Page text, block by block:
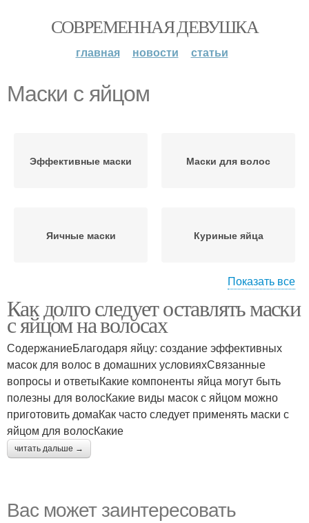
СОВРЕМЕННАЯ ДЕВУШКА
главная новости статьи
Маски с яйцом
Эффективные маски Маски для волос
Яичные маски Куриные яйца
Яйца для волос
Показать все
Как долго следует оставлять маски
с яйцом на волосах
СодержаниеБлагодаря яйцу: создание эффективных
масок для волос в домашних условияхСвязанные
вопросы и ответыКакие компоненты яйца могут быть
полезны для волосКакие виды масок с яйцом можно
приготовить домаКак часто следует применять маски с
яйцом для волосКакие
читать дальше →
Вас может заинтересовать